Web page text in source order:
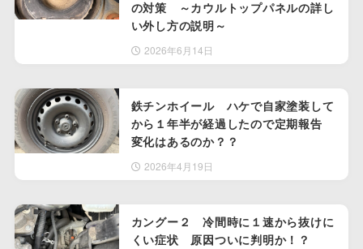
の対策 ～カウルトップパネルの詳し
い外し方の説明～
2026年6月14日
鉄チンホイール ハケで自家塗装して
から１年半が経過したので定期報告
変化はあるのか？？
2026年4月19日
カングー２ 冷間時に１速から抜けに
くい症状 原因ついに判明か！？